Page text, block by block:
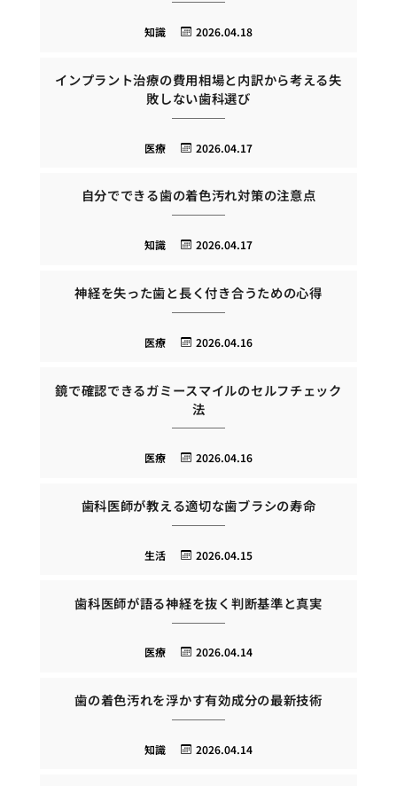
2026.04.18
知識
インプラント治療の費用相場と内訳から考える失
敗しない歯科選び
2026.04.17
医療
自分でできる歯の着色汚れ対策の注意点
2026.04.17
知識
神経を失った歯と長く付き合うための心得
2026.04.16
医療
鏡で確認できるガミースマイルのセルフチェック
法
2026.04.16
医療
歯科医師が教える適切な歯ブラシの寿命
2026.04.15
生活
歯科医師が語る神経を抜く判断基準と真実
2026.04.14
医療
歯の着色汚れを浮かす有効成分の最新技術
2026.04.14
知識